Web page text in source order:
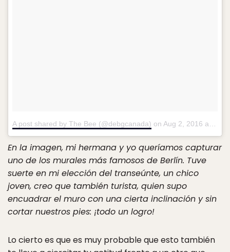
A post shared by The Bee (@debgcanada) on Aug 2, 2016 at 3:20pm PDT
En la imagen, mi hermana y yo queríamos capturar
uno de los murales más famosos de Berlín. Tuve
suerte en mi elección del transeúnte, un chico
joven, creo que también turista, quien supo
encuadrar el muro con una cierta inclinación y sin
cortar nuestros pies: ¡todo un logro!
Lo cierto es que es muy probable que esto también